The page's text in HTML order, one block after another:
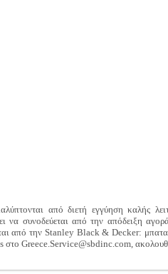
από διετή εγγύηση καλής
συνοδεύεται από την απόδειξη
από την Stanley Black & Decker:
στο Greece.Service@sbdinc.com,